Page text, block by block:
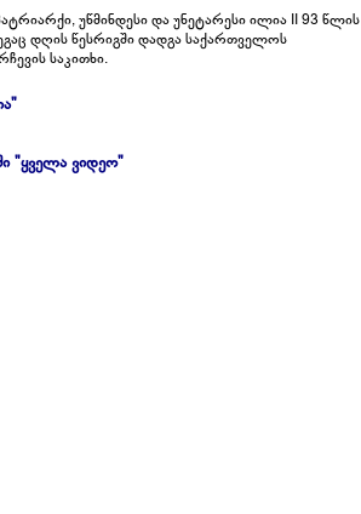
უწმინდესი და უნეტარესი ილია II 93 წლის
დღის წესრიგში დადგა საქართველოს
საკითხი.
"ყველა ვიდეო"